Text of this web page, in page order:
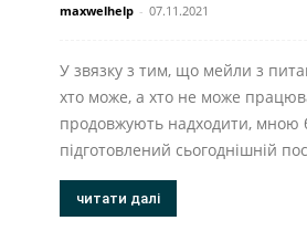
maxwelhelp - 07.11.2021
У звязку з тим, що мейли з
хто може, а хто не може
продовжують надходити, мною
підготовлений сьогоднішній
читати далі